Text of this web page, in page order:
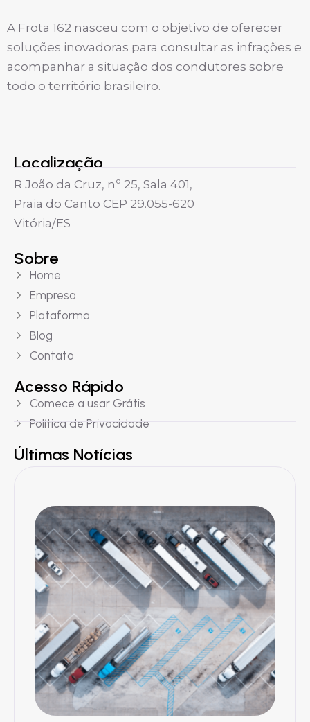
A Frota 162 nasceu com o objetivo de oferecer
soluções inovadoras para consultar as infrações e
acompanhar a situação dos condutores sobre
todo o território brasileiro.
Localização
R João da Cruz, nº 25, Sala 401,
Praia do Canto CEP 29.055-620
Vitória/ES
Sobre
Home
Empresa
Plataforma
Blog
Contato
Acesso Rápido
Comece a usar Grátis
Política de Privacidade
Últimas Notícias